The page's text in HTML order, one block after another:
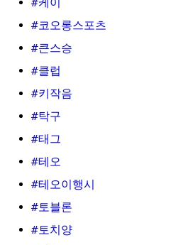
#코오롱스포츠
#큰스승
#클럽
#키작음
#탁구
#태그
#테오
#테오이행시
#토블론
#토치양